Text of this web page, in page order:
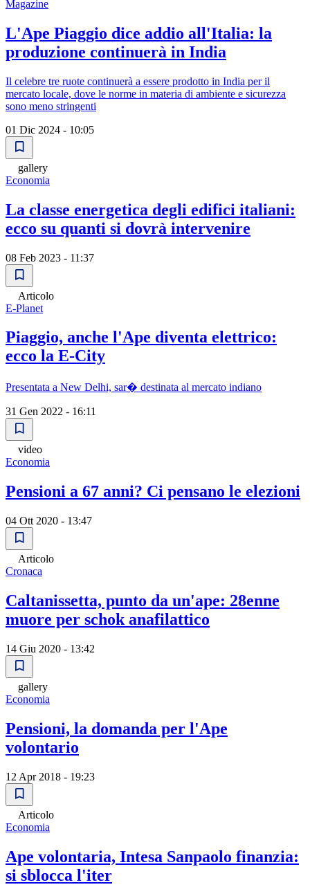
Magazine
L'Ape Piaggio dice addio all'Italia: la
produzione continuerà in India
Il celebre tre ruote continuerà a essere prodotto in India per il
mercato locale, dove le norme in materia di ambiente e sicurezza
sono meno stringenti
01 Dic 2024 - 10:05
gallery
Economia
La classe energetica degli edifici italiani:
ecco su quanti si dovrà intervenire
08 Feb 2023 - 11:37
Articolo
E-Planet
Piaggio, anche l'Ape diventa elettrico:
ecco la E-City
Presentata a New Delhi, sar� destinata al mercato indiano
31 Gen 2022 - 16:11
video
Economia
Pensioni a 67 anni? Ci pensano le elezioni
04 Ott 2020 - 13:47
Articolo
Cronaca
Caltanissetta, punto da un'ape: 28enne
muore per schok anafilattico
14 Giu 2020 - 13:42
gallery
Economia
Pensioni, la domanda per l'Ape
volontario
12 Apr 2018 - 19:23
Articolo
Economia
Ape volontaria, Intesa Sanpaolo finanzia:
si sblocca l'iter